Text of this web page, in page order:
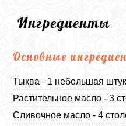
Ингредиенты
Основные
Тыква - 1 небольшая
Растительное масло - 3
Сливочное масло - 4